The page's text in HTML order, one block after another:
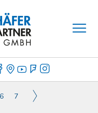
6 7